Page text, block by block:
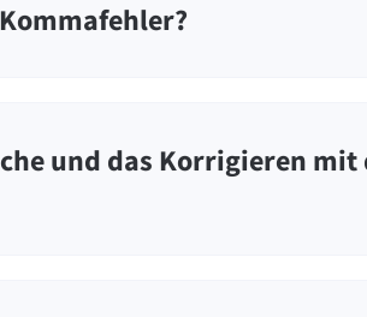
und das Korrigieren mit